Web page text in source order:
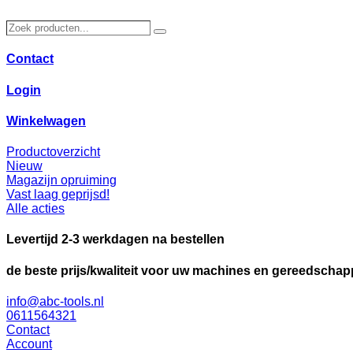
naar
inhoud
Zoek
Zoeken
Contact
Login
Winkelwagen
Productoverzicht
Nieuw
Magazijn opruiming
Vast laag geprijsd!
Alle acties
Levertijd 2-3 werkdagen na bestellen
de beste prijs/kwaliteit voor uw machines en
info@abc-tools.nl
0611564321
Contact
Account